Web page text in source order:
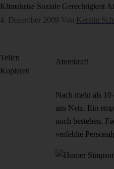
Klimakrise Soziale Gerechtigkeit
4. Dezember 2009 Von Kerstin
Atomkraft
Nach mehr als
ans Netz. Ein
noch bestehen.
verfehlte
Teilen
Kopieren